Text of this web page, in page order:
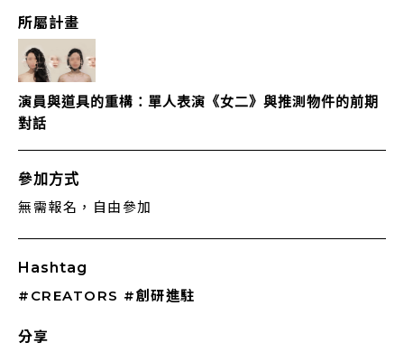
所屬計畫
演員與道具的重構：單人表演《女二》與推測物件的前期
對話
參加方式
無需報名，自由參加
Hashtag
#CREATORS #創研進駐
分享